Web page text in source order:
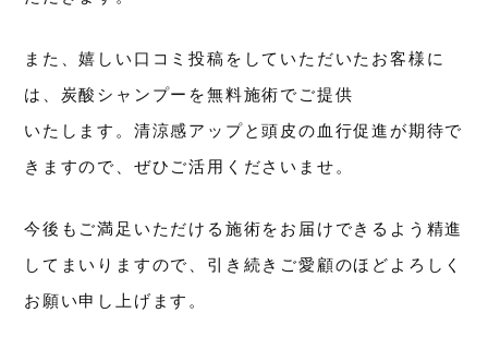
また、嬉しい口コミ投稿をしていただいたお客様に
は、炭酸シャンプーを無料施術でご提供
いたします。清涼感アップと頭皮の血行促進が期待で
きますので、ぜひご活用くださいませ。
今後もご満足いただける施術をお届けできるよう精進
してまいりますので、引き続きご愛顧のほどよろしく
お願い申し上げます。